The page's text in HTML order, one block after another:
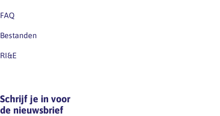
FAQ
Bestanden
RI&E
Schrijf je in voor
de nieuwsbrief